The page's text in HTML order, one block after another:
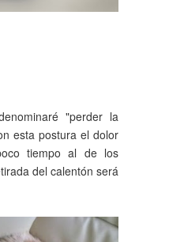
"perder la
esta postura el dolor
tiempo al de los
del calentón será